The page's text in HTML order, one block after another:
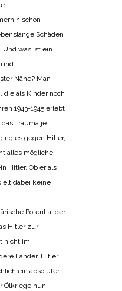
schon
Schäden
was ist ein
Nähe? Man
die als Kinder noch
1943-1945 erlebt
Trauma je
es gegen Hitler,
alles mögliche,
Hitler. Ob er als
dabei keine
Potential der
Hitler zur
nicht im
Länder. Hitler
ein absoluter
Ölkriege nun